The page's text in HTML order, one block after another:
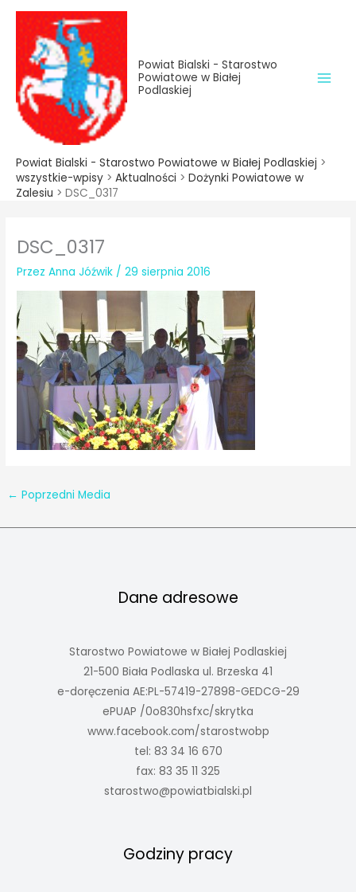
treści
Przejdź
treści
Powiat Bialski - Starostwo
Powiatowe w Białej
Podlaskiej
Powiat Bialski - Starostwo Powiatowe w Białej Podlaskiej >
wszystkie-wpisy > Aktualności > Dożynki Powiatowe w
Zalesiu > DSC_0317
DSC_0317
PrzezAnna Jóźwik /29 sierpnia 2016
← Poprzedni Media
Dane adresowe
Starostwo Powiatowe w Białej Podlaskiej
21-500 Biała Podlaska ul. Brzeska 41
e-doręczenia AE:PL-57419-27898-GEDCG-29
ePUAP /0o830hsfxc/skrytka
www.facebook.com/starostwobp
tel: 83 34 16 670
fax: 83 35 11 325
starostwo@powiatbialski.pl
Godziny pracy